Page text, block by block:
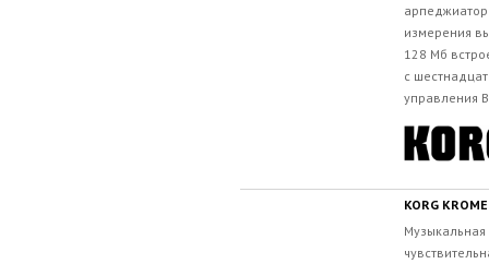
измерения
128 Мб
с
управления
KORG
Музыкальная